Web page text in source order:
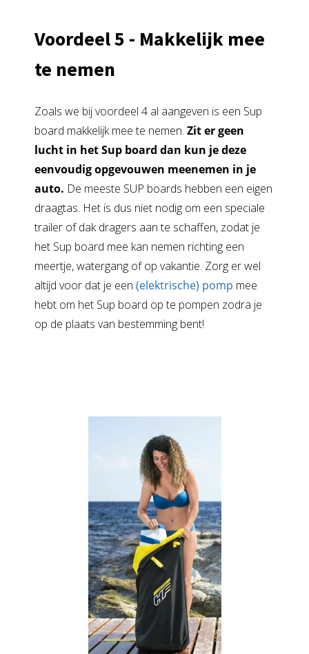
Voordeel 5 - Makkelijk mee
te nemen
Zoals we bij voordeel 4 al aangeven is een Sup
board makkelijk mee te nemen. Zit er geen
lucht in het Sup board dan kun je deze
eenvoudig opgevouwen meenemen in je
auto. De meeste SUP boards hebben een eigen
draagtas. Het is dus niet nodig om een speciale
trailer of dak dragers aan te schaffen, zodat je
het Sup board mee kan nemen richting een
meertje, watergang of op vakantie. Zorg er wel
altijd voor dat je een (elektrische) pomp mee
hebt om het Sup board op te pompen zodra je
op de plaats van bestemming bent!